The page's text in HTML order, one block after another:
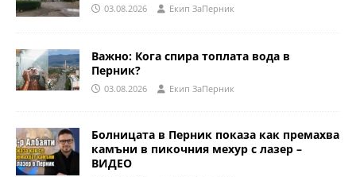
03.08.2026 Eкип ЗаПерник
Важно: Кога спира топлата вода в
Перник?
03.08.2026 Eкип ЗаПерник
Болницата в Перник показа как премахва
камъни в пикочния мехур с лазер –
ВИДЕО